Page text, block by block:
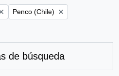
Remove filter:
Penco (Chile)
de búsqueda